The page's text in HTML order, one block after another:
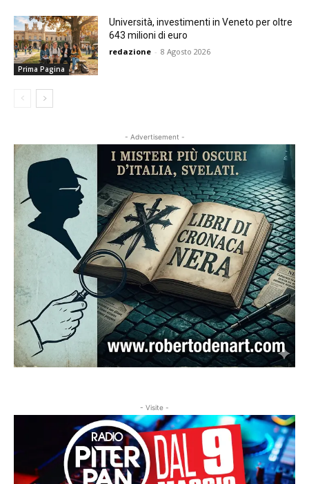
Prima Pagina
Università, investimenti in Veneto per oltre
643 milioni di euro
redazione - 8 Agosto 2026
- Advertisement -
- Visite -